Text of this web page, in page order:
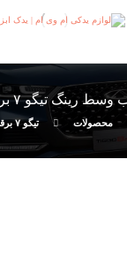
وسط رینگ تیگو ٧ برقی
محصولات تیگو ۷ برقی (TIGGO 7 EV)